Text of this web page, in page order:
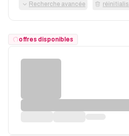
Recherche avancée
offres disponibles